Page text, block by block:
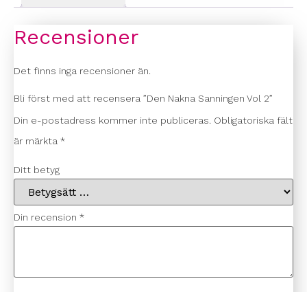
Recensioner
Det finns inga recensioner än.
Bli först med att recensera ”Den Nakna Sanningen Vol 2”
Din e-postadress kommer inte publiceras. Obligatoriska fält
är märkta *
Ditt betyg
Din recension *